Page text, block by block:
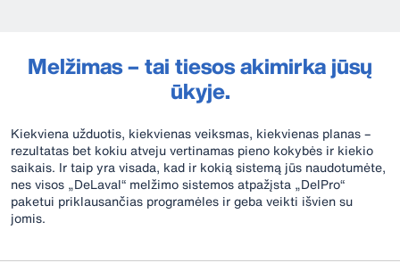
Melžimas – tai tiesos akimirka jūsų
ūkyje.
Kiekviena užduotis, kiekvienas veiksmas, kiekvienas planas –
rezultatas bet kokiu atveju vertinamas pieno kokybės ir kiekio
saikais. Ir taip yra visada, kad ir kokią sistemą jūs naudotumėte,
nes visos „DeLaval“ melžimo sistemos atpažįsta „DelPro“
paketui priklausančias programėles ir geba veikti išvien su
jomis.